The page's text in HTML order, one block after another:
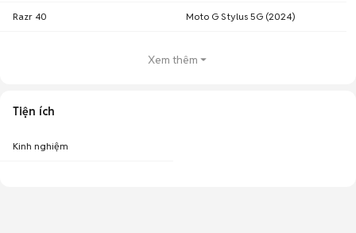
Razr 40 Moto G Stylus 5G (2024)
Xem thêm
Tiện ích
Kinh nghiệm